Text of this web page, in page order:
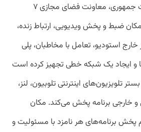
هریک از نامزدهای ریاست جمهوری، معاونت فضای مجازی ۷
ضبط و پخش ویدیویی، ارتباط زنده،
خارج استودیو، تعامل با مخاطبان، پلی
و ایجاد یک شبکه خطی تجهیز کرده است
بر بستر تلویزیون‌های اینترنتی تلوبیون، لنز،
و خارجی برنامه پخش می‌کند. مکان
پخش برنامه‌های هر نامزد با مسئولیت و